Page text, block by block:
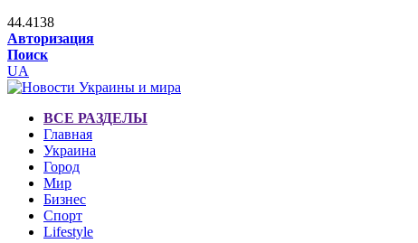
44.4138
Авторизация
Поиск
UA
ВСЕ РАЗДЕЛЫ
Главная
Украина
Город
Мир
Бизнес
Спорт
Lifestyle